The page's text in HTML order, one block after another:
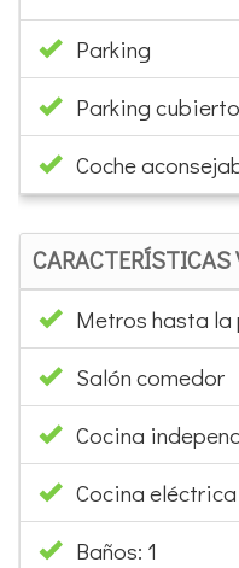
Parking
Parking cubierto
Coche
CARACTERÍSTICAS
Metros hasta la
Salón comedor
Cocina
Cocina eléctrica
Baños: 1